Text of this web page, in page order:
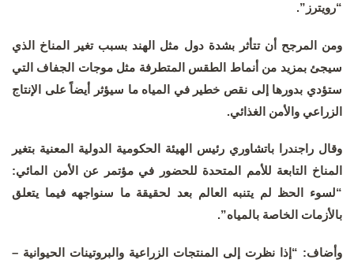
“رويترز”.
ومن المرجح أن تتأثر بشدة دول مثل الهند بسبب تغير المناخ الذي
سيجئ بمزيد من أنماط الطقس المتطرفة مثل موجات الجفاف التي
ستؤدي بدورها إلى نقص خطير في المياه ما سيؤثر أيضاً على الإنتاج
الزراعي والأمن الغذائي.
وقال راجندرا باتشاوري رئيس الهيئة الحكومية الدولية المعنية بتغير
المناخ التابعة للأمم المتحدة للحضور في مؤتمر عن الأمن المائي:
“لسوء الحظ لم يتنبه العالم بعد لحقيقة ما سنواجهه فيما يتعلق
بالأزمات الخاصة بالمياه”.
وأضاف: “إذا نظرت إلى المنتجات الزراعية والبروتينات الحيوانية –